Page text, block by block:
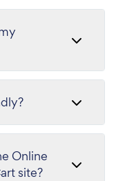
Online
site?